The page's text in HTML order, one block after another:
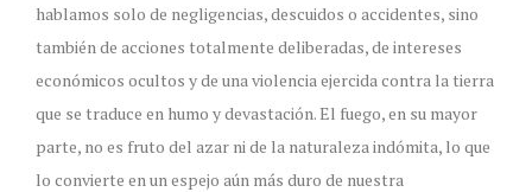
hablamos solo de negligencias, descuidos o accidentes, sino
también de acciones totalmente deliberadas, de intereses
económicos ocultos y de una violencia ejercida contra la tierra
que se traduce en humo y devastación. El fuego, en su mayor
parte, no es fruto del azar ni de la naturaleza indómita, lo que
lo convierte en un espejo aún más duro de nuestra